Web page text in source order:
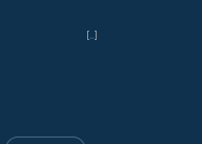
[…]